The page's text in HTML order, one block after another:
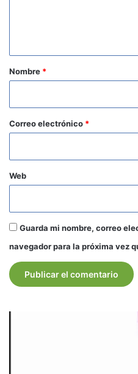
r
o
*
Nombre *
Correo electrónico *
Web
Guarda mi nombre, correo
navegador para la próxima vez